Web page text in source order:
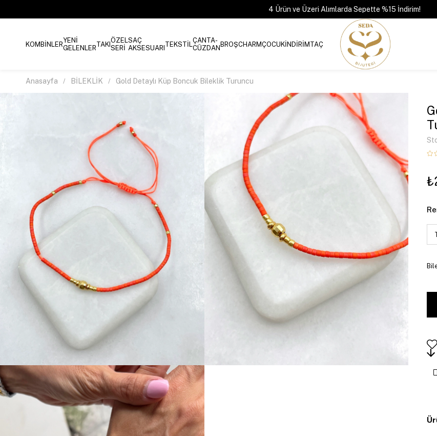
4 Ürün ve Üzeri Alımlarda Sepette %15 İndirim!
KOMBİNLERYENİ
GELENLERTAKIÖZEL
SERİ
SAÇ
AKSESUARI TEKSTİLÇANTA-
CÜZDANBROŞCHARMÇOCUKİNDİRİMTAÇ
Anasayfa BİLEKLİK Gold Detaylı Küp Boncuk Bileklik Turuncu